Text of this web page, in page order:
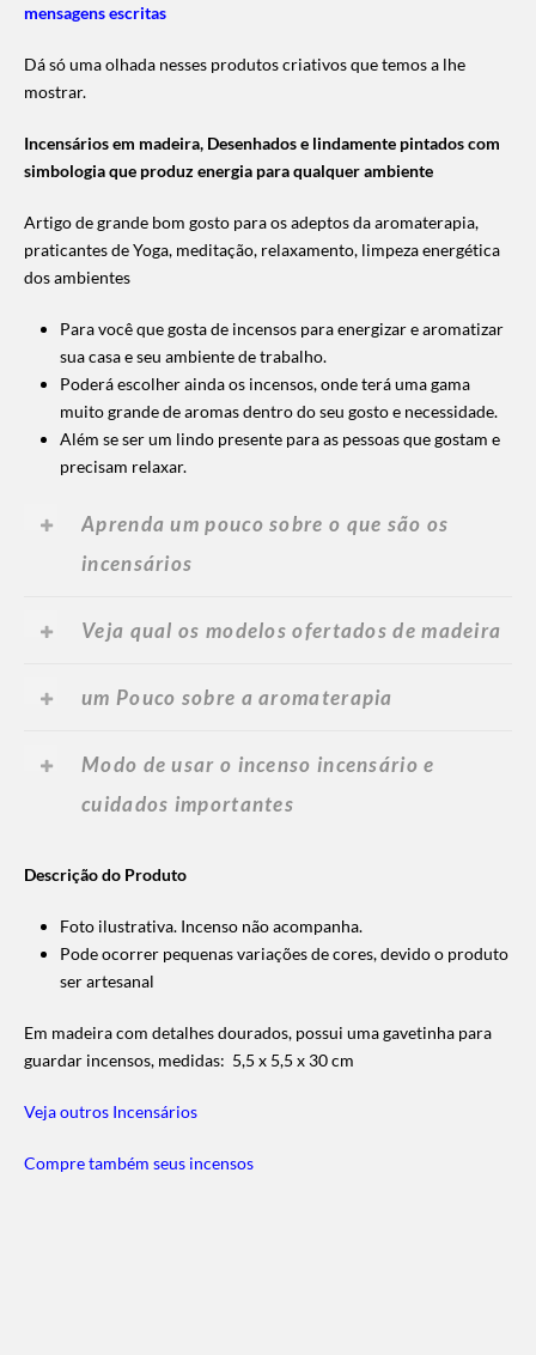
mensagens escritas
Dá só uma olhada nesses produtos criativos que temos a lhe
mostrar.
Incensários em madeira, Desenhados e lindamente pintados com
simbologia que produz energia para qualquer ambiente
Artigo de grande bom gosto para os adeptos da aromaterapia,
praticantes de Yoga, meditação, relaxamento, limpeza energética
dos ambientes
Para você que gosta de incensos para energizar e aromatizar
sua casa e seu ambiente de trabalho.
Poderá escolher ainda os incensos, onde terá uma gama
muito grande de aromas dentro do seu gosto e necessidade.
Além se ser um lindo presente para as pessoas que gostam e
precisam relaxar.
Aprenda um pouco sobre o que são os
incensários
Veja qual os modelos ofertados de madeira
um Pouco sobre a aromaterapia
Modo de usar o incenso incensário e
cuidados importantes
Descrição do Produto
Foto ilustrativa. Incenso não acompanha.
Pode ocorrer pequenas variações de cores, devido o produto
ser artesanal
Em madeira com detalhes dourados, possui uma gavetinha para
guardar incensos, medidas: 5,5 x 5,5 x 30 cm
Veja outros Incensários
Compre também seus incensos